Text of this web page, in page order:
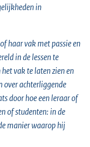
in
haar vak met passie en
in de lessen te
vak te laten zien en
over achterliggende
door hoe een leraar of
of studenten: in de
manier waarop hij